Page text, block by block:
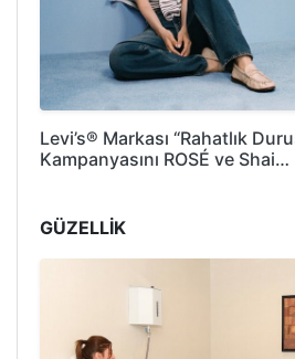
Levi’s® Markası “Rahatlık
Kampanyasını ROSÉ ve Shai…
GÜZELLİK